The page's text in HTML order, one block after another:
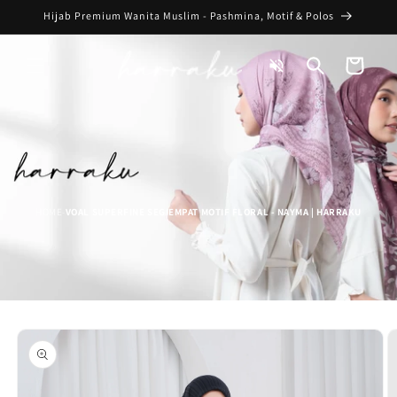
Skip to
content
Hijab Premium Wanita Muslim - Pashmina, Motif & Polos
Toggle
Audio
Cart
VOAL SUPERFINE SEGIEMPAT MOTIF FLORAL - NAYMA | HARRAKU
Skip to
product
information